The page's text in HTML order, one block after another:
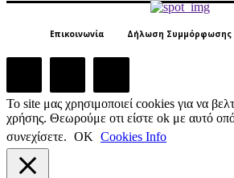
Επικοινωνία Δήλωση Συμμόρφωσης
Το site μας χρησιμοποιεί cookies για να
χρήσης. Θεωρούμε οτι είστε ok με αυτό
συνεχίσετε. ΟΚ Cookies Info